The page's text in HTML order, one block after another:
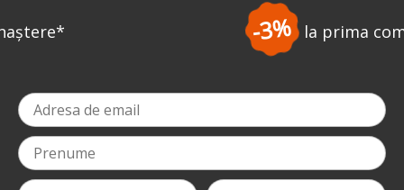
la prima comandă *